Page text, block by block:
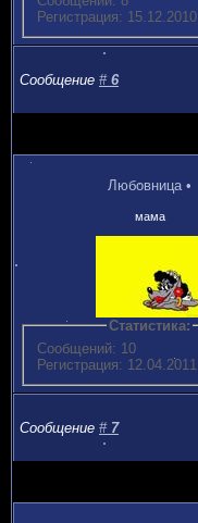
Регистрация: 15.12.2010
Сообщение # 6
Любовница •
мама
Статистика:
Сообщений: 10
Регистрация: 12.04.2011
Сообщение # 7